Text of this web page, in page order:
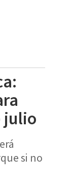
julio
si no